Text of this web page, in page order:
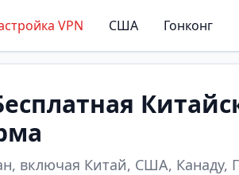
VPN США Гонконг
включая Китай, США, Канаду,